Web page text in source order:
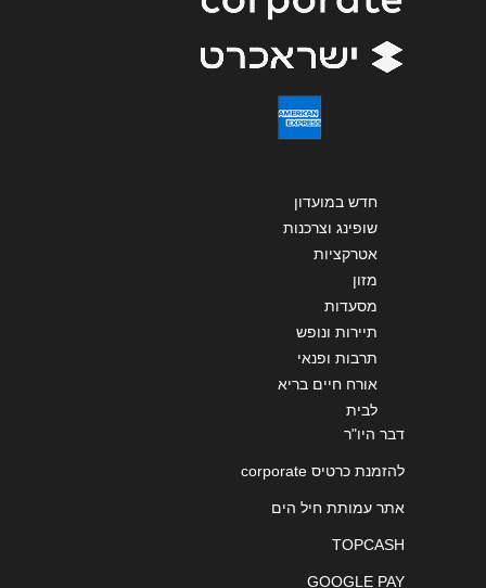
חדש במועדון
שופינג וצרכנות
אטרקציות
מזון
מסעדות
תיירות ונופש
תרבות ופנאי
אורח חיים בריא
לבית
דבר היו"ר
להזמנת כרטיס corporate
אתר עמותת חיל הים
TOPCASH
GOOGLE PAY